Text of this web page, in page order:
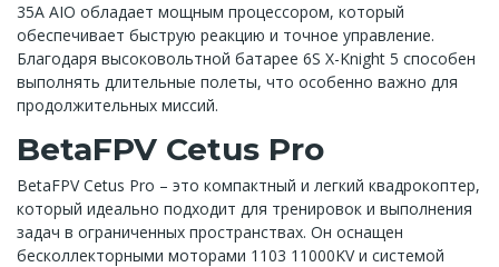
35A AIO обладает мощным процессором, который
обеспечивает быструю реакцию и точное управление.
Благодаря высоковольтной батарее 6S X-Knight 5 способен
выполнять длительные полеты, что особенно важно для
продолжительных миссий.
BetaFPV Cetus Pro
BetaFPV Cetus Pro – это компактный и легкий квадрокоптер,
который идеально подходит для тренировок и выполнения
задач в ограниченных пространствах. Он оснащен
бесколлекторными моторами 1103 11000KV и системой